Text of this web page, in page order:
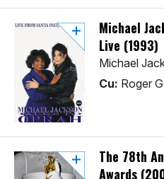
Michael
Live (1993)
Michael
Cu: Roger
The 78th
Awards